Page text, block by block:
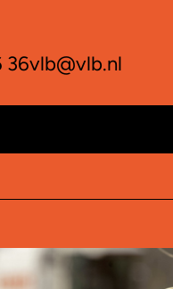
36vlb@vlb.nl